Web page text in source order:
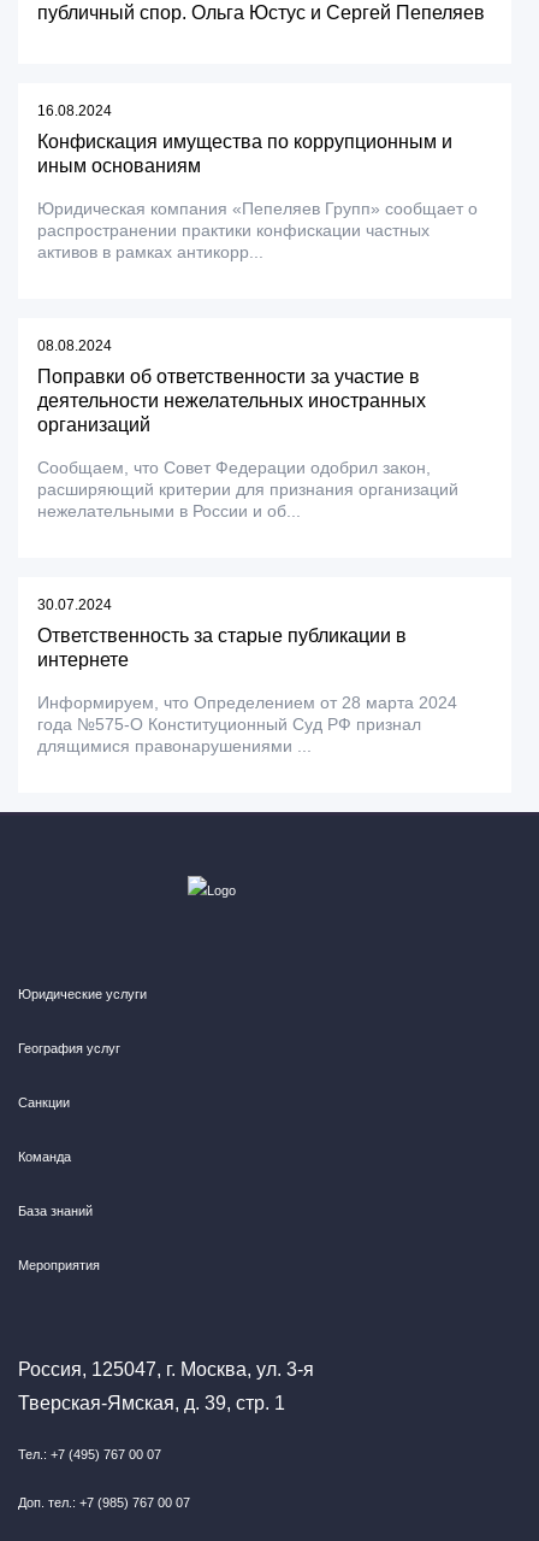
публичный спор. Ольга Юстус и Сергей Пепеляев
16.08.2024
Конфискация имущества по коррупционным и
иным основаниям
Юридическая компания «Пепеляев Групп» сообщает о
распространении практики конфискации частных
активов в рамках антикорр...
08.08.2024
Поправки об ответственности за участие в
деятельности нежелательных иностранных
организаций
Сообщаем, что Совет Федерации одобрил закон,
расширяющий критерии для признания организаций
нежелательными в России и об...
30.07.2024
Ответственность за старые публикации в
интернете
Информируем, что Определением от 28 марта 2024
года №575-О Конституционный Суд РФ признал
длящимися правонарушениями ...
Юридические услуги
География услуг
Санкции
Команда
База знаний
Мероприятия
Россия, 125047, г. Москва, ул. 3-я
Тверская-Ямская, д. 39, стр. 1
Тел.: +7 (495) 767 00 07
Доп. тел.: +7 (985) 767 00 07